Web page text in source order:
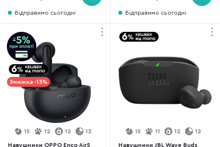
Відправимо сьогодні Відправимо сьогодні
Знижка -13%
15 12 12 12
Навушники OPPO Enco Air5
15 11 12 12
Навушники JBL Wave Buds